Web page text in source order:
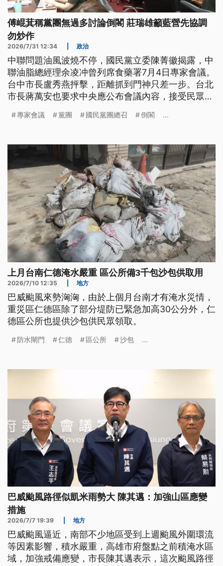
傅崐萁稱黨團無過多討論倒閣 莊瑞雄籲藍營先協調
勿炒作
2026/7/31 12:34 政治
中聯問題油風波燒不停，國民黨立委陳菁徽揭露，中
聯油脂總經理余凌冲曾列席食藥署7月4日專家會議。
台中市長盧秀燕抨擊，距離抓到門神只差一步。台北
市長蔣萬安也要求中央應公布會議內容，接受民眾檢
已主動把當天會議紀錄等函送檢調機關。至於問題油
言，黨團內部目前沒有太多討論的聲音；綠營則呼籲
藍營內部先談好，不要炒作議題。
專家會議 黨團 國民黨團總召 倒閣 ...
上月台南仁德淹水嚴重 區公所備3千包沙包供取用
2026/7/10 12:35 地方
巴威颱風來勢洶洶，由於上個月台南才有淹水災情，
重災區仁德區除了部分堤防已緊急加高30公分外，仁
德區公所也提供沙包供民眾領取。
防水閘門 仁德 區公所 沙包 ...
巴威颱風路徑似凱米雨勢大 陳其邁：加強山區應變
措施
2026/7/7 19:39 地方
巴威颱風逼近，南部不少地區受到上週颱風外圍環流
等因素影響，積水嚴重，高雄市府盤點之前積淹水區
域，加強戒備應變，市長陳其邁表示，這次颱風路徑